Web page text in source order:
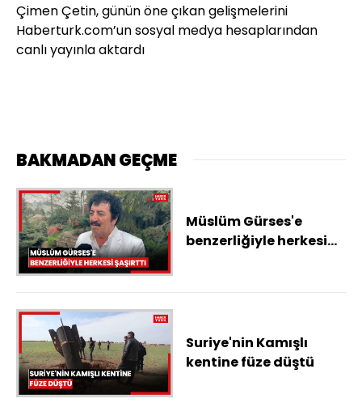
Çimen Çetin, günün öne çıkan gelişmelerini
Haberturk.com’un sosyal medya hesaplarından
canlı yayınla aktardı
BAKMADAN GEÇME
Müslüm Gürses'e
benzerliğiyle herkesi
Suriye'nin Kamışlı
kentine füze düştü